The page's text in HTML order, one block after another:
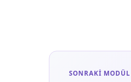
SONRAKI MODÜL